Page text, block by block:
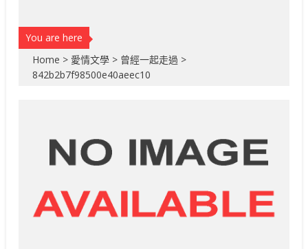
You are here
Home > 愛情文學 > 曾經一起走過 >
842b2b7f98500e40aeec10